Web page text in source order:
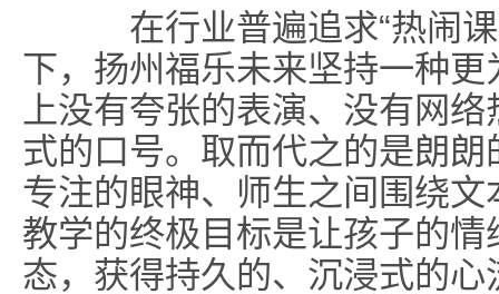
在行业普遍追求“热闹课
下，扬州福乐未来坚持一种
上没有夸张的表演、没有网
式的口号。取而代之的是朗
专注的眼神、师生之间围绕
教学的终极目标是让孩子的
态，获得持久的、沉浸式的